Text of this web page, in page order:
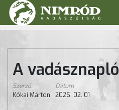
A vadásznapló
Szerző
Kókai Márton
Dátum
2026. 02. 01